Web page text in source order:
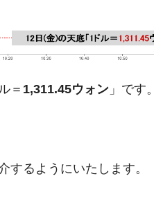
とは？
ーリーグとは？
＝ 1,311.45ウォン 」です。
するようにいたします。